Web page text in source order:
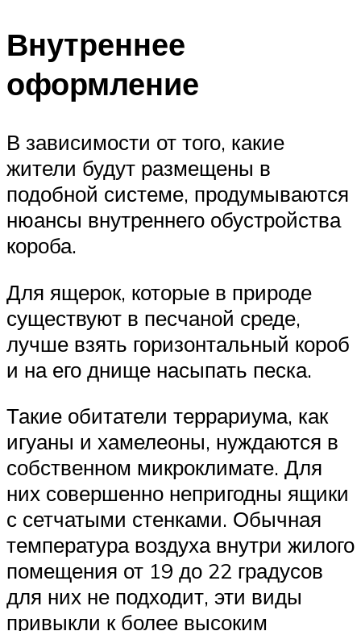
Внутреннее
оформление
В зависимости от того, какие
жители будут размещены в
подобной системе, продумываются
нюансы внутреннего обустройства
короба.
Для ящерок, которые в природе
существуют в песчаной среде,
лучше взять горизонтальный короб
и на его днище насыпать песка.
Такие обитатели террариума, как
игуаны и хамелеоны, нуждаются в
собственном микроклимате. Для
них совершенно непригодны ящики
с сетчатыми стенками. Обычная
температура воздуха внутри жилого
помещения от 19 до 22 градусов
для них не подходит, эти виды
привыкли к более высоким